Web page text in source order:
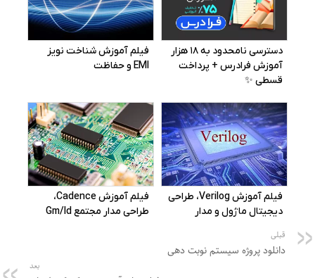
قبلی
دانلود پروژه سیستم نوبت دهی
بعد